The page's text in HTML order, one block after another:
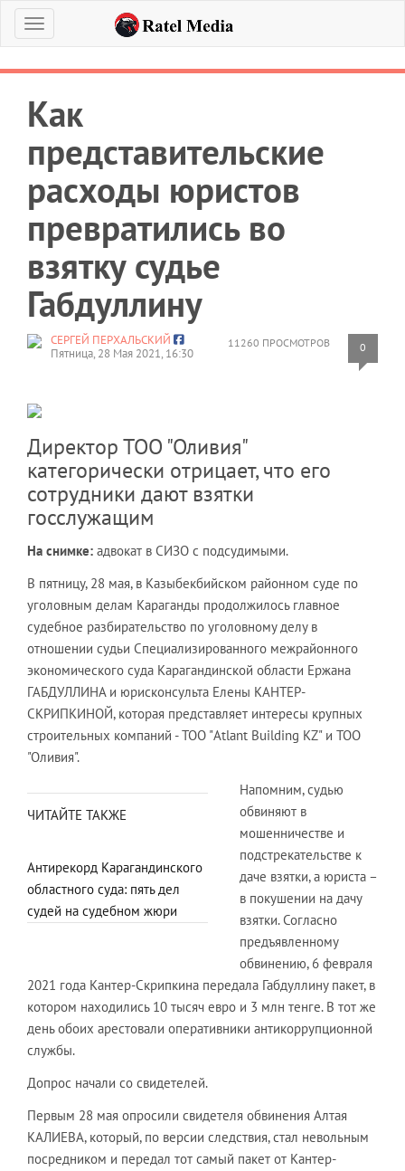
Меню
Как
представительские
расходы юристов
превратились во
взятку судье
Габдуллину
11260 ПРОСМОТРОВ 0
СЕРГЕЙ ПЕРХАЛЬСКИЙ
Пятница, 28 Мая 2021, 16:30
Директор ТОО "Оливия"
категорически отрицает, что его
сотрудники дают взятки
госслужащим
На снимке: адвокат в СИЗО с подсудимыми.
В пятницу, 28 мая, в Казыбекбийском районном суде по
уголовным делам Караганды продолжилось главное
судебное разбирательство по уголовному делу в
отношении судьи Специализированного межрайонного
экономического суда Карагандинской области Ержана
ГАБДУЛЛИНА и юрисконсульта Елены КАНТЕР-
СКРИПКИНОЙ, которая представляет интересы крупных
строительных компаний - ТОО "Atlant Building KZ" и ТОО
"Оливия".
ЧИТАЙТЕ ТАКЖЕ
Антирекорд Карагандинского
областного суда: пять дел
судей на судебном жюри
Напомним, судью
обвиняют в
мошенничестве и
подстрекательстве к
даче взятки, а юриста –
в покушении на дачу
взятки. Согласно
предъявленному
обвинению, 6 февраля
2021 года Кантер-Скрипкина передала Габдуллину пакет, в
котором находились 10 тысяч евро и 3 млн тенге. В тот же
день обоих арестовали оперативники антикоррупционной
службы.
Допрос начали со свидетелей.
Первым 28 мая опросили свидетеля обвинения Алтая
КАЛИЕВА, который, по версии следствия, стал невольным
посредником и передал тот самый пакет от Кантер-